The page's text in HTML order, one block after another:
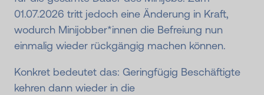
01.07.2026 tritt jedoch eine Änderung in Kraft,
wodurch Minijobber*innen die Befreiung nun
einmalig wieder rückgängig machen können.
Konkret bedeutet das: Geringfügig Beschäftigte
kehren dann wieder in die